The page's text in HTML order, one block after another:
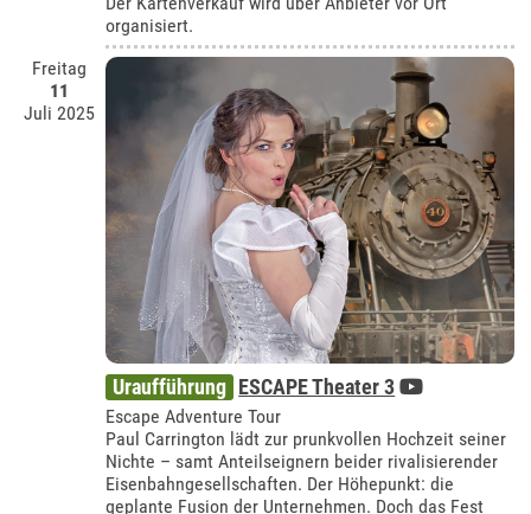
organisiert.
Freitag
11
Juli 2025
Uraufführung ESCAPE Theater 3
Escape Adventure Tour
Paul Carrington lädt zur prunkvollen Hochzeit seiner
Nichte – samt Anteilseignern beider rivalisierender
Eisenbahngesellschaften. Der Höhepunkt: die
geplante Fusion der Unternehmen. Doch das Fest